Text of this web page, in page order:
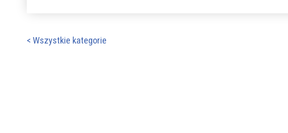
< Wszystkie kategorie